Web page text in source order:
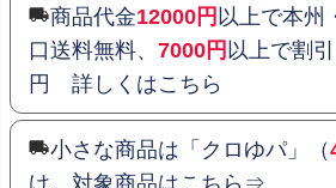
商品代金12000円 以上で本州
口送料無料、 7000円 以上で割
円 詳しくはこちら
小さな商品は「クロゆパ」（